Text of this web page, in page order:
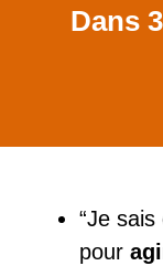
Dans
“Je sais
pour